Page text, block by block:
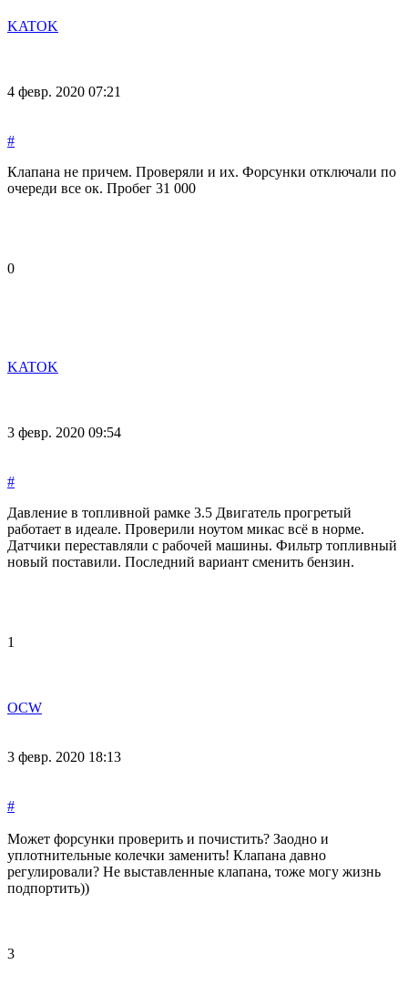
KATOK
4 февр. 2020 07:21
#
Клапана не причем. Проверяли и их. Форсунки отключали по
очереди все ок. Пробег 31 000
0
KATOK
3 февр. 2020 09:54
#
Давление в топливной рамке 3.5 Двигатель прогретый
работает в идеале. Проверили ноутом микас всё в норме.
Датчики переставляли с рабочей машины. Фильтр топливный
новый поставили. Последний вариант сменить бензин.
1
OCW
3 февр. 2020 18:13
#
Может форсунки проверить и почистить? Заодно и
уплотнительные колечки заменить! Клапана давно
регулировали? Не выставленные клапана, тоже могу жизнь
подпортить))
3